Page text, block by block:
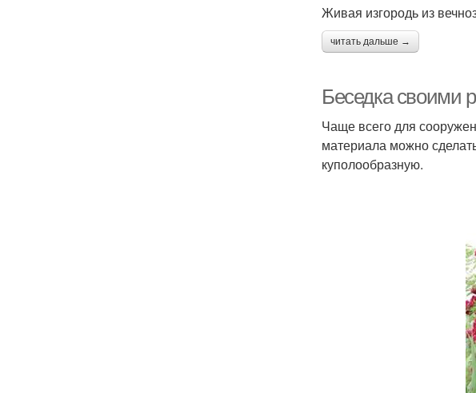
Живая изгородь из
читать дальше →
Беседка своими
Чаще всего для
материала можно
куполообразную.